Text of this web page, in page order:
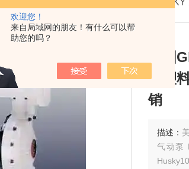
欢迎您！
来自局域网的朋友！有什么可以帮
助您的吗？
美国
克塑
销
描述：
气动泵